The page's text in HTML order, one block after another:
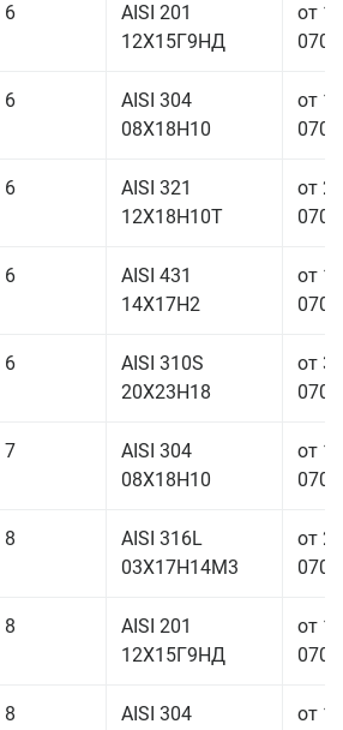
6
AISI 201
12Х15Г9НД
от
6
AISI 304
08Х18Н10
от
6
AISI 321
12Х18Н10Т
от
6
AISI 431
14Х17Н2
от
6
AISI 310S
20Х23Н18
от
7
AISI 304
08Х18Н10
от
8
AISI 316L
03Х17Н14М3
от
8
AISI 201
12Х15Г9НД
от
8
AISI 304
от